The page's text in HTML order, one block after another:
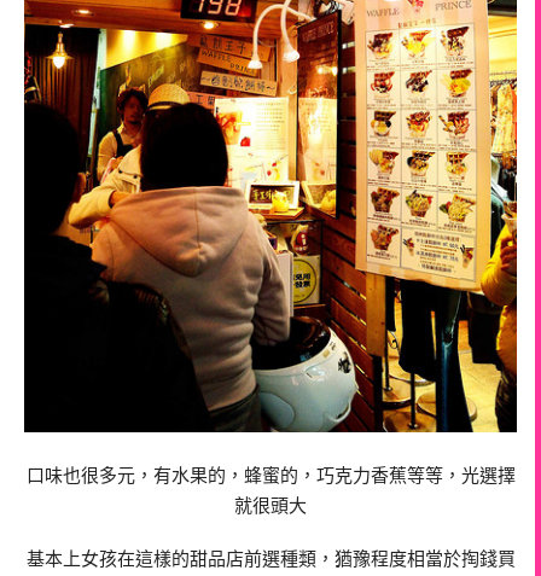
口味也很多元，有水果的，蜂蜜的，巧克力香蕉等等，光選擇
就很頭大
基本上女孩在這樣的甜品店前選種類，猶豫程度相當於掏錢買